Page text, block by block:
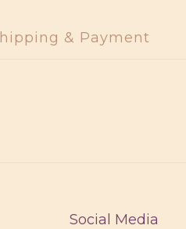
& Payment
Social Media